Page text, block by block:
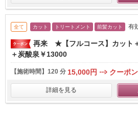
全て カット トリートメント 前髪カット 有
再来 ★【フルコース】カット
＋炭酸泉￥13000
【施術時間】 120 分 15,000円 クーポ
詳細を見る